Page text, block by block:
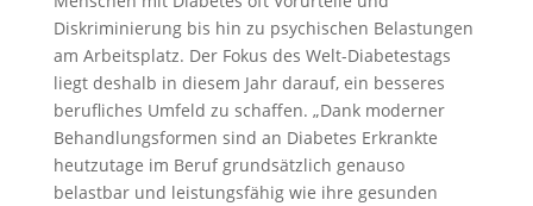
Diskriminierung bis hin zu psychischen Belastungen
am Arbeitsplatz. Der Fokus des Welt-Diabetestags
liegt deshalb in diesem Jahr darauf, ein besseres
berufliches Umfeld zu schaffen. „Dank moderner
Behandlungsformen sind an Diabetes Erkrankte
heutzutage im Beruf grundsätzlich genauso
belastbar und leistungsfähig wie ihre gesunden